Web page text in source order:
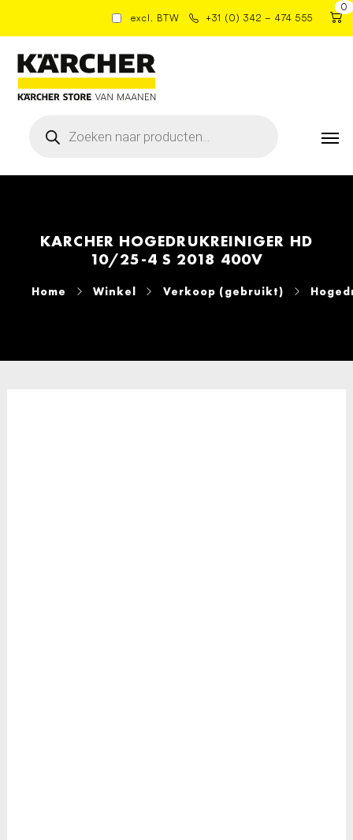
excl. BTW +31 (0) 342 – 474 555
0
zoeken
KARCHER HOGEDRUKREINIGER HD
10/25-4 S 2018 400V
Home Winkel Verkoop (gebruikt)